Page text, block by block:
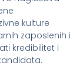
kulture
zaposlenih i
kredibilitet i